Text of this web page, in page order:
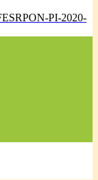
PI-2020-